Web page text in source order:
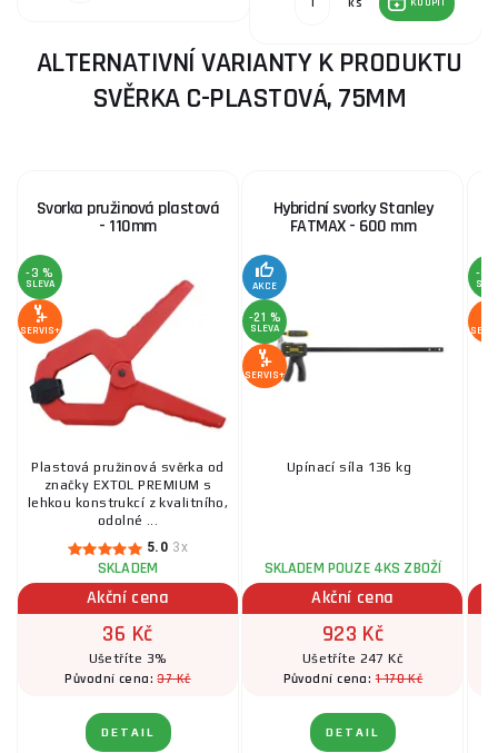
ALTERNATIVNÍ VARIANTY K PRODUKTU
SVĚRKA C-PLASTOVÁ, 75MM
Svorka pružinová plastová
- 110mm
-3 %
SLEVA
SERVIS+
Plastová pružinová svěrka od
značky EXTOL PREMIUM s
lehkou konstrukcí z kvalitního,
odolné ...
5.0 3x
SKLADEM
Akční cena
36 Kč
Ušetříte 3%
Původní cena:37 Kč
DETAIL
Hybridní svorky Stanley
FATMAX - 600 mm
AKCE
-21 %
SLEVA
SERVIS+
Upínací síla 136 kg
SKLADEM POUZE 4KS ZBOŽÍ
Akční cena
923 Kč
Ušetříte 247 Kč
Původní cena:1 170 Kč
DETAIL
-3